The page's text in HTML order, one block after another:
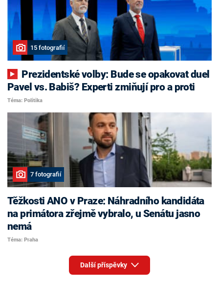
15 fotografií
Pavel vs. Babiš? Experti zmiňují pro a proti
Téma: Politika
7 fotografií
Těžkosti ANO v Praze: Náhradního kandidáta
na primátora zřejmě vybralo, u Senátu jasno
nemá
Téma: Praha
Další příspěvky